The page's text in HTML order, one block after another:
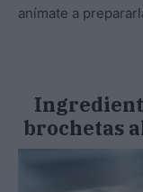
anímate a
brochetas